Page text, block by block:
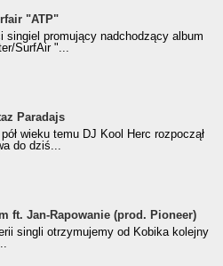
VIDEO
"ATP"
singiel promujący nadchodzący album
SurfAir "...
za
Album Roku
Paradajs
wieku temu DJ Kool Herc rozpoczął
do dziś...
(prod. Pioneer)
ft. Jan-Rapowanie (prod. Pioneer)
singli otrzymujemy od Kobika kolejny